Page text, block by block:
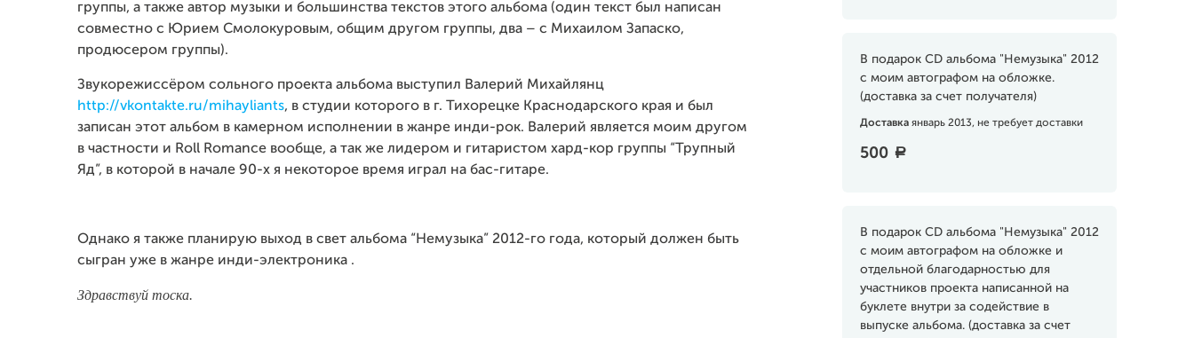
В подарок CD альбома "Немузыка" 2012
с моим автографом на обложке.
(доставка за счет получателя)
Доставка январь 2013, не требует доставки
500 a
В подарок CD альбома "Немузыка" 2012
с моим автографом на обложке и
отдельной благодарностью для
участников проекта написанной на
буклете внутри за содействие в
выпуске альбома. (доставка за счет
группы, а также автор музыки и большинства текстов этого альбома (один текст был написан
совместно с Юрием Смолокуровым, общим другом группы, два – с Михаилом Запаско,
продюсером группы).
Звукорежиссёром сольного проекта альбома выступил Валерий Михайлянц
http://vkontakte.ru/mihayliants, в студии которого в г. Тихорецке Краснодарского края и был
записан этот альбом в камерном исполнении в жанре инди-рок. Валерий является моим другом
в частности и Roll Romance вообще, а так же лидером и гитаристом хард-кор группы “Трупный
Яд”, в которой в начале 90-х я некоторое время играл на бас-гитаре.
Однако я также планирую выход в свет альбома “Немузыка” 2012-го года, который должен быть
сыгран уже в жанре инди-электроника .
Здравствуй тоска.